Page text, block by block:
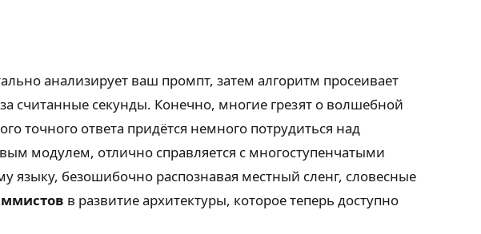
анализирует ваш промпт, затем алгоритм просеивает
считанные секунды. Конечно, многие грезят о волшебной
точного ответа придётся немного потрудиться над
модулем, отлично справляется с многоступенчатыми
языку, безошибочно распознавая местный сленг, словесные
в развитие архитектуры, которое теперь доступно